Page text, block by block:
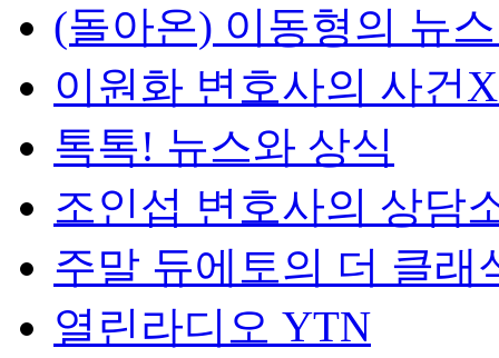
(돌아온) 이동형의 뉴
이원화 변호사의 사건
톡톡! 뉴스와 상식
조인섭 변호사의 상담
주말 듀에토의 더 클래
열린라디오 YTN